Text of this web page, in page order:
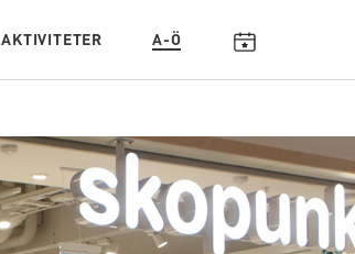
AKTIVITETER A-Ö